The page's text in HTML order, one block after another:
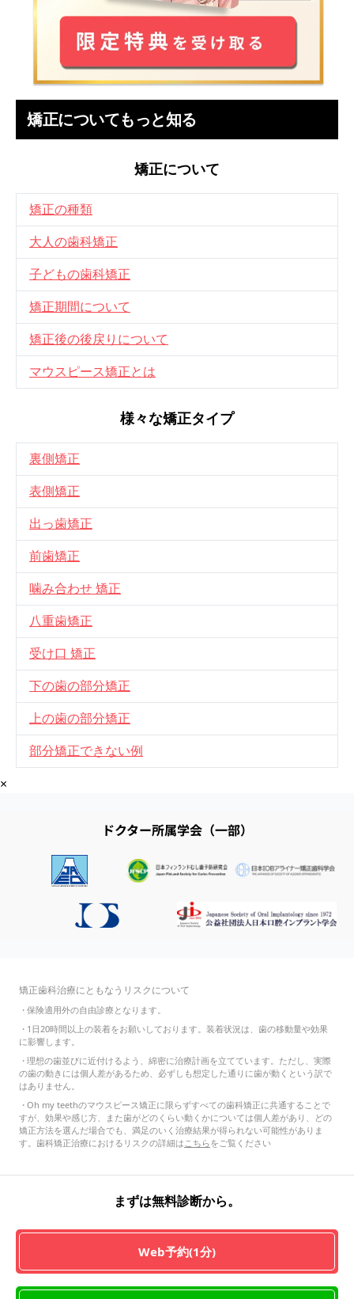
矯正についてもっと知る
矯正について
矯正の種類
大人の歯科矯正
子どもの歯科矯正
矯正期間について
矯正後の後戻りについて
マウスピース矯正とは
様々な矯正タイプ
裏側矯正
表側矯正
出っ歯矯正
前歯矯正
噛み合わせ 矯正
八重歯矯正
受け口 矯正
下の歯の部分矯正
上の歯の部分矯正
部分矯正できない例
×
ドクター所属学会（一部）
矯正歯科治療にともなうリスクについて
・保険適用外の自由診療となります。
・ 1日20時間以上の装着をお願いしております。装着状況は、歯の移動量や効果
に影響します。
・理想の歯並びに近付けるよう、綿密に治療計画を立てています。ただし、実際
の歯の動きには個人差があるため、必ずしも想定した通りに歯が動くという訳で
はありません。
・Oh my teethのマウスピース矯正に限らずすべての歯科矯正に共通することで
すが、効果や感じ方、また歯がどのくらい動くかについては個人差があり、どの
矯正方法を選んだ場合でも、満足のいく治療結果が得られない可能性がありま
す。歯科矯正治療におけるリスクの詳細は こちらをご覧ください
まずは無料診断から。
Web予約(1分)